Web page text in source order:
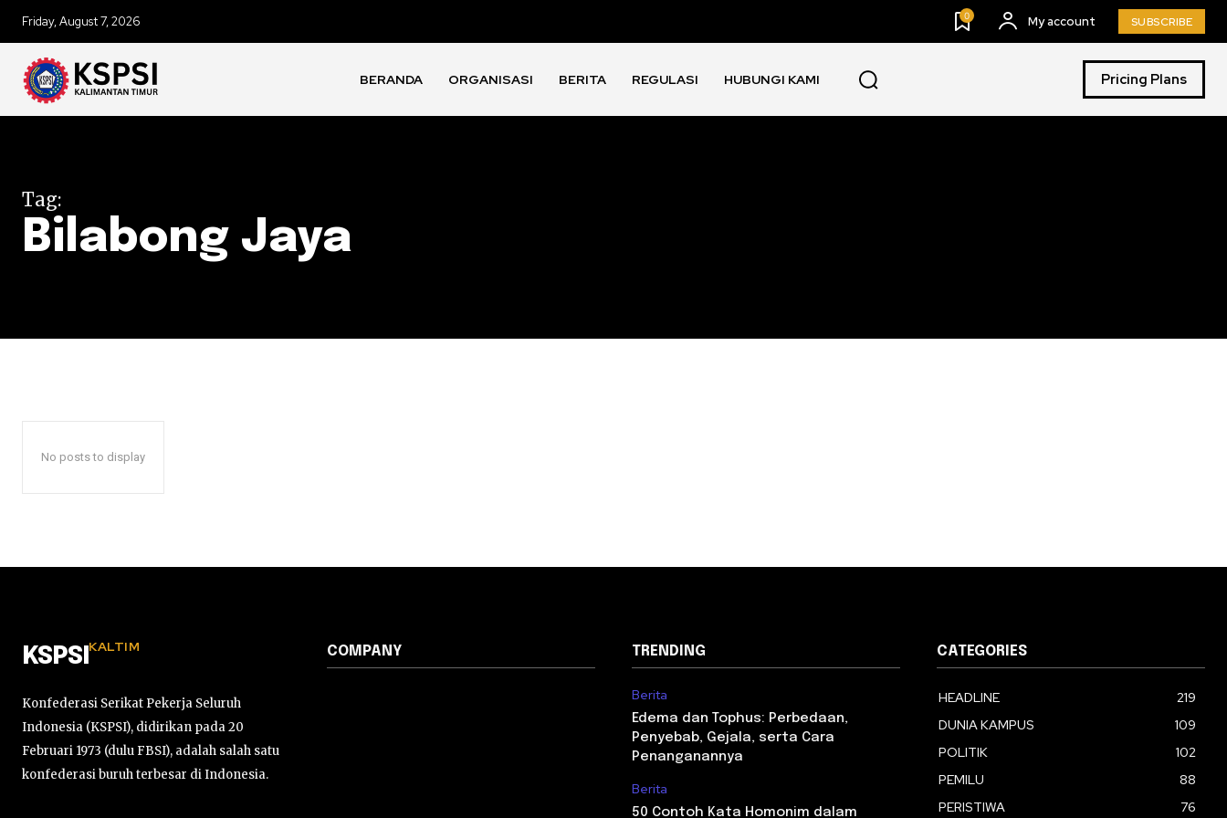
Friday, August 7, 2026 0 My account SUBSCRIBE
BERANDA ORGANISASI BERITA REGULASI HUBUNGI KAMI Pricing Plans
Tag:
Bilabong Jaya
No posts to display
KSPSI KALTIM
Konfederasi Serikat Pekerja Seluruh
Indonesia (KSPSI), didirikan pada 20
Februari 1973 (dulu FBSI), adalah salah satu
konfederasi buruh terbesar di Indonesia.
COMPANY TRENDING
Berita
Edema dan Tophus: Perbedaan,
Penyebab, Gejala, serta Cara
Penanganannya
Berita
50 Contoh Kata Homonim dalam
CATEGORIES
HEADLINE
219
DUNIA KAMPUS
109
POLITIK
102
PEMILU
88
PERISTIWA
76